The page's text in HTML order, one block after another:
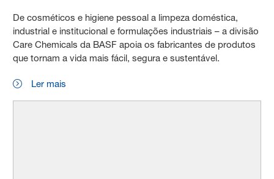
De cosméticos e higiene pessoal a limpeza doméstica,
industrial e institucional e formulações industriais – a divisão
Care Chemicals da BASF apoia os fabricantes de produtos
que tornam a vida mais fácil, segura e sustentável.
Ler mais